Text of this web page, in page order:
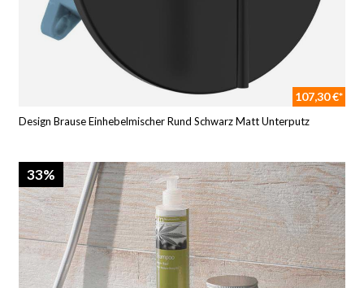
107,30 €*
Design Brause Einhebelmischer Rund Schwarz Matt Unterputz
33%